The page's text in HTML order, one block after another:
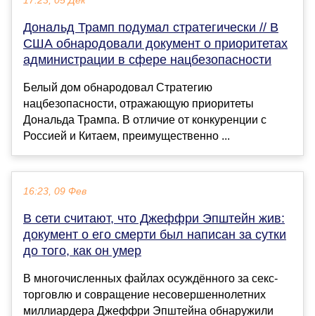
Дональд Трамп подумал стратегически // В
США обнародовали документ о приоритетах
администрации в сфере нацбезопасности
Белый дом обнародовал Стратегию
нацбезопасности, отражающую приоритеты
Дональда Трампа. В отличие от конкуренции с
Россией и Китаем, преимущественно ...
16:23, 09 Фев
В сети считают, что Джеффри Эпштейн жив:
документ о его смерти был написан за сутки
до того, как он умер
В многочисленных файлах осуждённого за секс-
торговлю и совращение несовершеннолетних
миллиардера Джеффри Эпштейна обнаружили